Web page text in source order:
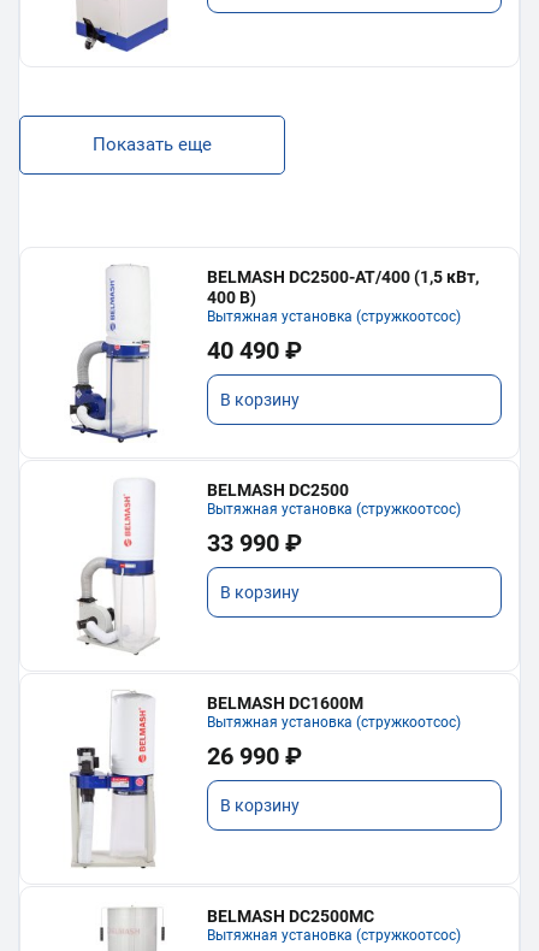
Показать еще
BELMASH DC2500-AT/400 (1,5 кВт,
400 В)
Вытяжная установка (стружкоотсос)
40 490 ₽
В корзину
BELMASH DC2500
Вытяжная установка (стружкоотсос)
33 990 ₽
В корзину
BELMASH DC1600M
Вытяжная установка (стружкоотсос)
26 990 ₽
В корзину
BELMASH DC2500MC
Вытяжная установка (стружкоотсос)